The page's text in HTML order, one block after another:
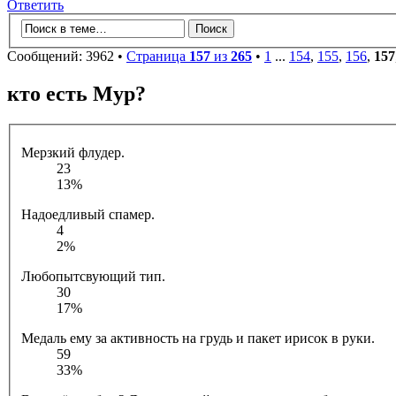
Ответить
Сообщений: 3962 • Страница 157 из 265 • 1 ... 154, 155, 156, 157
кто есть Мур?
Мерзкий флудер.
23
13%
Надоедливый спамер.
4
2%
Любопытсвующий тип.
30
17%
Медаль ему за активность на грудь и пакет ирисок в руки.
59
33%